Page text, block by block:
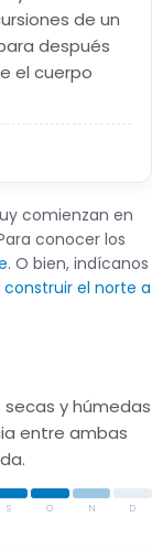
de un
después
el cuerpo
comienzan en
conocer los
. O bien, indícanos
construir el norte a
y húmedas
entre ambas
S O N D